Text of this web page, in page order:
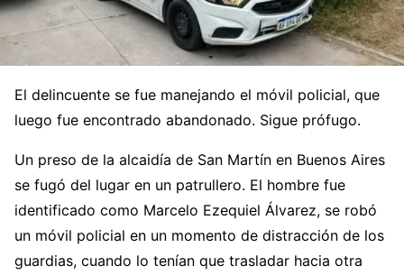
El delincuente se fue manejando el móvil policial, que
luego fue encontrado abandonado. Sigue prófugo.
Un preso de la alcaidía de San Martín en Buenos Aires
se fugó del lugar en un patrullero. El hombre fue
identificado como Marcelo Ezequiel Álvarez, se robó
un móvil policial en un momento de distracción de los
guardias, cuando lo tenían que trasladar hacia otra